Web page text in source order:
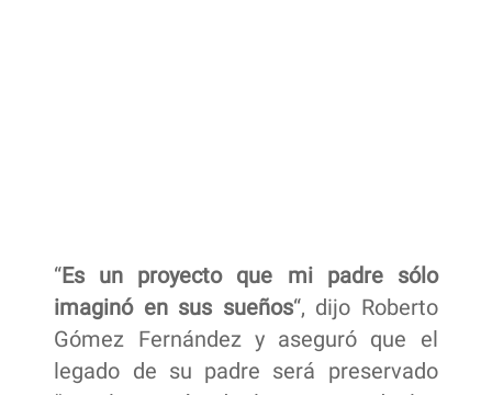
“Es un proyecto que mi padre sólo
imaginó en sus sueños“, dijo Roberto
Gómez Fernández y aseguró que el
legado de su padre será preservado